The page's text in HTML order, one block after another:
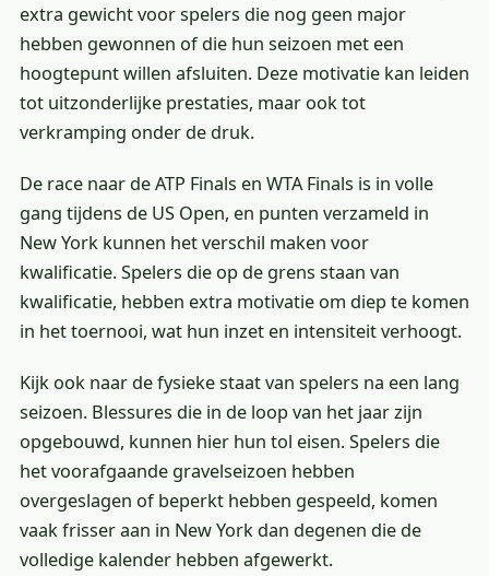
extra gewicht voor spelers die nog geen major
hebben gewonnen of die hun seizoen met een
hoogtepunt willen afsluiten. Deze motivatie kan leiden
tot uitzonderlijke prestaties, maar ook tot
verkramping onder de druk.
De race naar de ATP Finals en WTA Finals is in volle
gang tijdens de US Open, en punten verzameld in
New York kunnen het verschil maken voor
kwalificatie. Spelers die op de grens staan van
kwalificatie, hebben extra motivatie om diep te komen
in het toernooi, wat hun inzet en intensiteit verhoogt.
Kijk ook naar de fysieke staat van spelers na een lang
seizoen. Blessures die in de loop van het jaar zijn
opgebouwd, kunnen hier hun tol eisen. Spelers die
het voorafgaande gravelseizoen hebben
overgeslagen of beperkt hebben gespeeld, komen
vaak frisser aan in New York dan degenen die de
volledige kalender hebben afgewerkt.